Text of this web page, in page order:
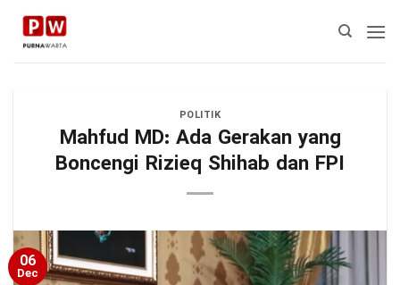
Skip
content
POLITIK
Mahfud MD: Ada Gerakan yang
Boncengi Rizieq Shihab dan FPI
06
Dec